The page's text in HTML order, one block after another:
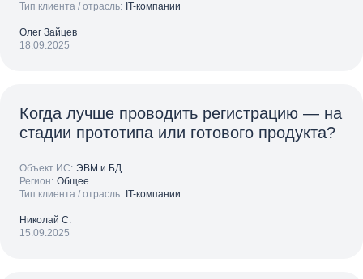
Тип клиента / отрасль: IT-компании
Олег Зайцев
18.09.2025
Когда лучше проводить регистрацию — на
стадии прототипа или готового продукта?
Объект ИС: ЭВМ и БД
Регион: Общее
Тип клиента / отрасль: IT-компании
Николай С.
15.09.2025